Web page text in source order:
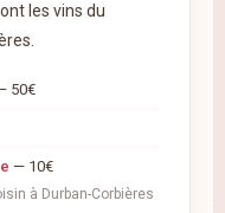
les vins du
50€
— 10€
à Durban-Corbières